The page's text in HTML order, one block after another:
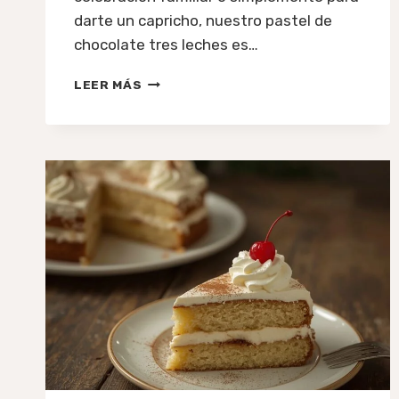
darte un capricho, nuestro pastel de
chocolate tres leches es…
LEER MÁS TORTA
EN
VALENCIA